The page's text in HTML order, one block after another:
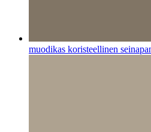
muodikas koristeellinen